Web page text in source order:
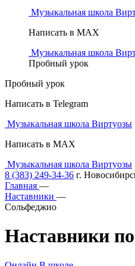
Музыкальная школа
Написать в MAX
Музыкальная школа
Пробный урок
Пробный урок
Написать в Telegram
Музыкальная школа Виртуозы
Написать в MAX
Музыкальная школа Виртуозы
8 (383) 249-34-36 г.
Главная —
Наставники —
Сольфеджио
Наставники